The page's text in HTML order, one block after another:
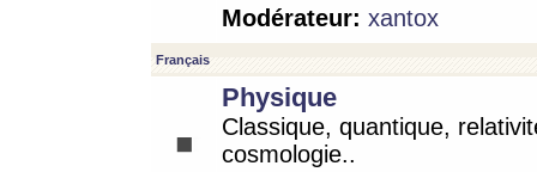
Modérateur: xantox
Français
Physique
Classique, quantique,
cosmologie..